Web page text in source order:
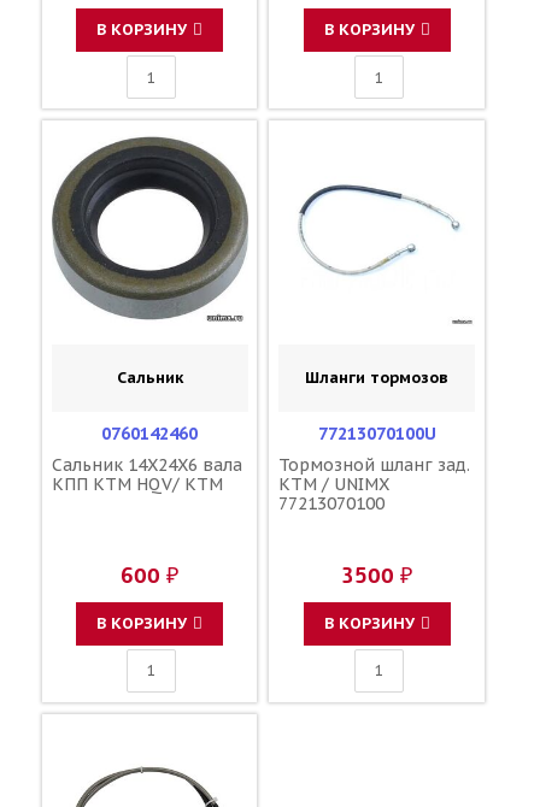
В КОРЗИНУ В КОРЗИНУ
Сальник
0760142460
Сальник 14X24X6 вала
КПП KTM HQV/ KTM
600 ₽
В КОРЗИНУ
Шланги тормозов
77213070100U
Тормозной шланг зад.
KTM / UNIMX
77213070100
3500 ₽
В КОРЗИНУ